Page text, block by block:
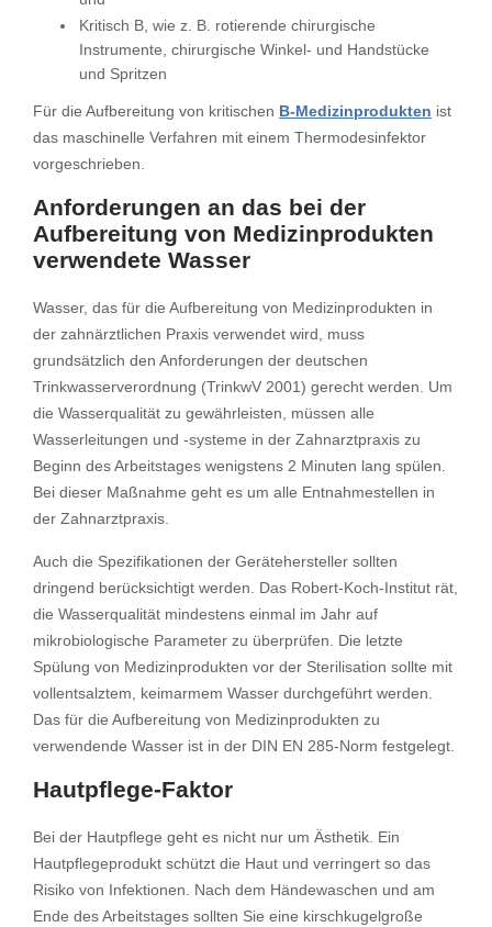
Kritisch B, wie z. B. rotierende chirurgische
Instrumente, chirurgische Winkel- und Handstücke
und Spritzen
Für die Aufbereitung von kritischen B-Medizinprodukten ist
das maschinelle Verfahren mit einem Thermodesinfektor
vorgeschrieben.
Anforderungen an das bei der
Aufbereitung von Medizinprodukten
verwendete Wasser
Wasser, das für die Aufbereitung von Medizinprodukten in
der zahnärztlichen Praxis verwendet wird, muss
grundsätzlich den Anforderungen der deutschen
Trinkwasserverordnung (TrinkwV 2001) gerecht werden. Um
die Wasserqualität zu gewährleisten, müssen alle
Wasserleitungen und -systeme in der Zahnarztpraxis zu
Beginn des Arbeitstages wenigstens 2 Minuten lang spülen.
Bei dieser Maßnahme geht es um alle Entnahmestellen in
der Zahnarztpraxis.
Auch die Spezifikationen der Gerätehersteller sollten
dringend berücksichtigt werden. Das Robert-Koch-Institut rät,
die Wasserqualität mindestens einmal im Jahr auf
mikrobiologische Parameter zu überprüfen. Die letzte
Spülung von Medizinprodukten vor der Sterilisation sollte mit
vollentsalztem, keimarmem Wasser durchgeführt werden.
Das für die Aufbereitung von Medizinprodukten zu
verwendende Wasser ist in der DIN EN 285-Norm festgelegt.
Hautpflege-Faktor
Bei der Hautpflege geht es nicht nur um Ästhetik. Ein
Hautpflegeprodukt schützt die Haut und verringert so das
Risiko von Infektionen. Nach dem Händewaschen und am
Ende des Arbeitstages sollten Sie eine kirschkugelgroße